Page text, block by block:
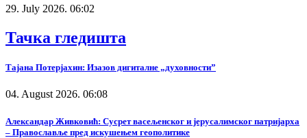
29. July 2026. 06:02
Тачка гледишта
Тајана Потерјахин: Изазов дигиталне „духовности”
04. August 2026. 06:08
Александар Живковић: Сусрет васељенског и јерусалимског патријарха
– Православље пред искушењем геополитике